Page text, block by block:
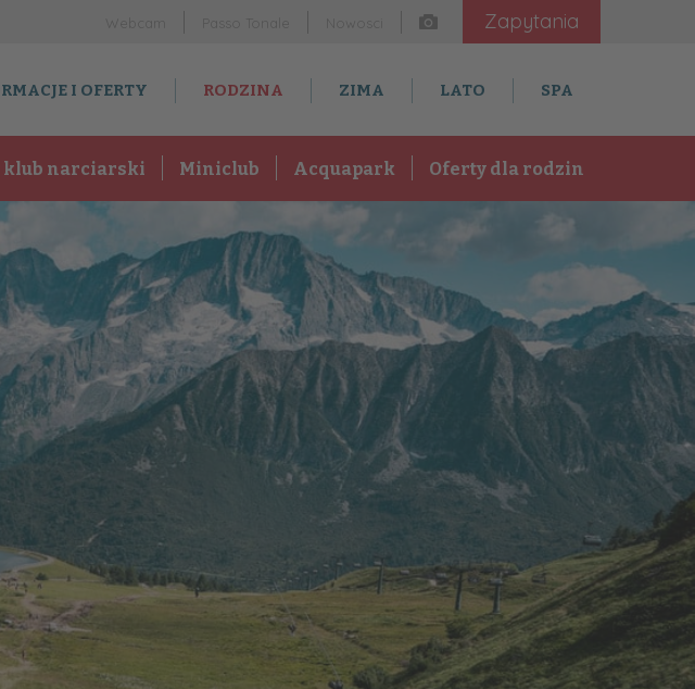
Zapytania
Webcam Passo Tonale
I OFERTY RODZINA ZIMA LATO SPA
klub narciarski Miniclub Acquapark Oferty dla rodzin